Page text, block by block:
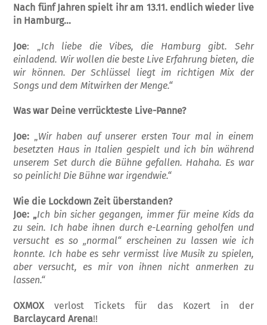
Nach fünf Jahren spielt ihr am 13.11. endlich wieder live
in Hamburg…
Joe: „ Ich liebe die Vibes, die Hamburg gibt. Sehr
einladend. Wir wollen die beste Live Erfahrung bieten, die
wir können. Der Schlüssel liegt im richtigen Mix der
Songs und dem Mitwirken der Menge.“
Was war Deine verrückteste Live-Panne?
Joe: „Wir haben auf unserer ersten Tour mal in einem
besetzten Haus in Italien gespielt und ich bin während
unserem Set durch die Bühne gefallen. Hahaha. Es war
so peinlich! Die Bühne war irgendwie.“
Wie die Lockdown Zeit überstanden?
Joe: „Ich bin sicher gegangen, immer für meine Kids da
zu sein. Ich habe ihnen durch e-Learning geholfen und
versucht es so „normal“ erscheinen zu lassen wie ich
konnte. Ich habe es sehr vermisst live Musik zu spielen,
aber versucht, es mir von ihnen nicht anmerken zu
lassen.“
OXMOX verlost Tickets für das Kozert in der
Barclaycard Arena!!